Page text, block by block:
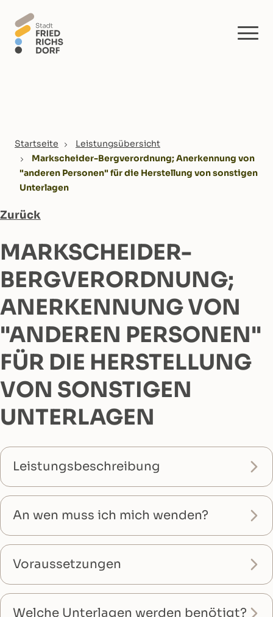
You are here:
Startseite
Leistungsübersicht
Markscheider-Bergverordnung; Anerkennung von
"anderen Personen" für die Herstellung von sonstigen
Unterlagen
Zurück
MARKSCHEIDER-
BERGVERORDNUNG;
ANERKENNUNG VON
"ANDEREN PERSONEN"
FÜR DIE HERSTELLUNG
VON SONSTIGEN
UNTERLAGEN
Leistungsbeschreibung
An wen muss ich mich wenden?
Voraussetzungen
Welche Unterlagen werden benötigt?